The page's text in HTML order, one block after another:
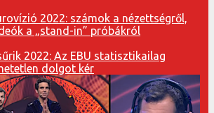
2022: számok a nézettségről,
a „stand-in” próbákról
2022: Az EBU statisztikailag
dolgot kér